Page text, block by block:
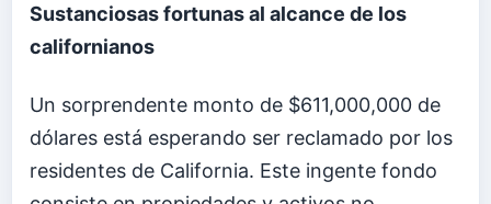
Sustanciosas fortunas al alcance de los
californianos
Un sorprendente monto de $611,000,000 de
dólares está esperando ser reclamado por los
residentes de California. Este ingente fondo